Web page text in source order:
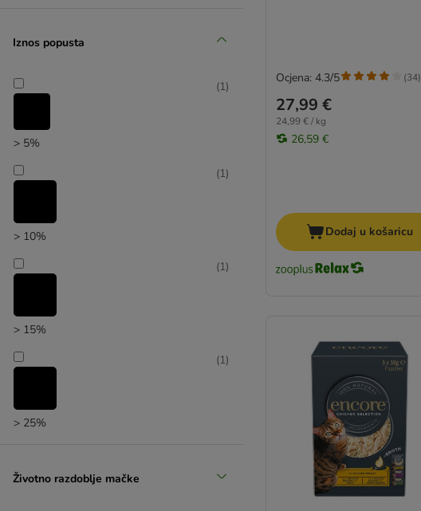
Single Protein
Wild Freedom
Yarrah
Dokas
WOW Cat
mera Cats
MAC's
Josicat
MjAMjAM
Iznos popusta
> 5%
(1)
> 10%
(1)
> 15%
(1)
> 25%
(1)
Životno razdoblje mačke
27,99 €
24,99 € / kg
26,59 €
Ocjena: 4.3/5 (34)
Dodaj u košaricu